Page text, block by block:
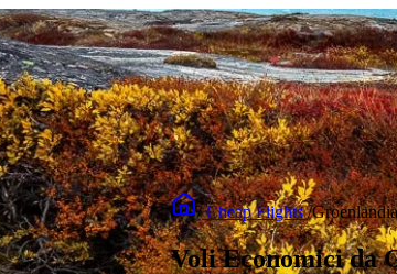
/Cheap Flights/Groenlandia
Voli Economici da